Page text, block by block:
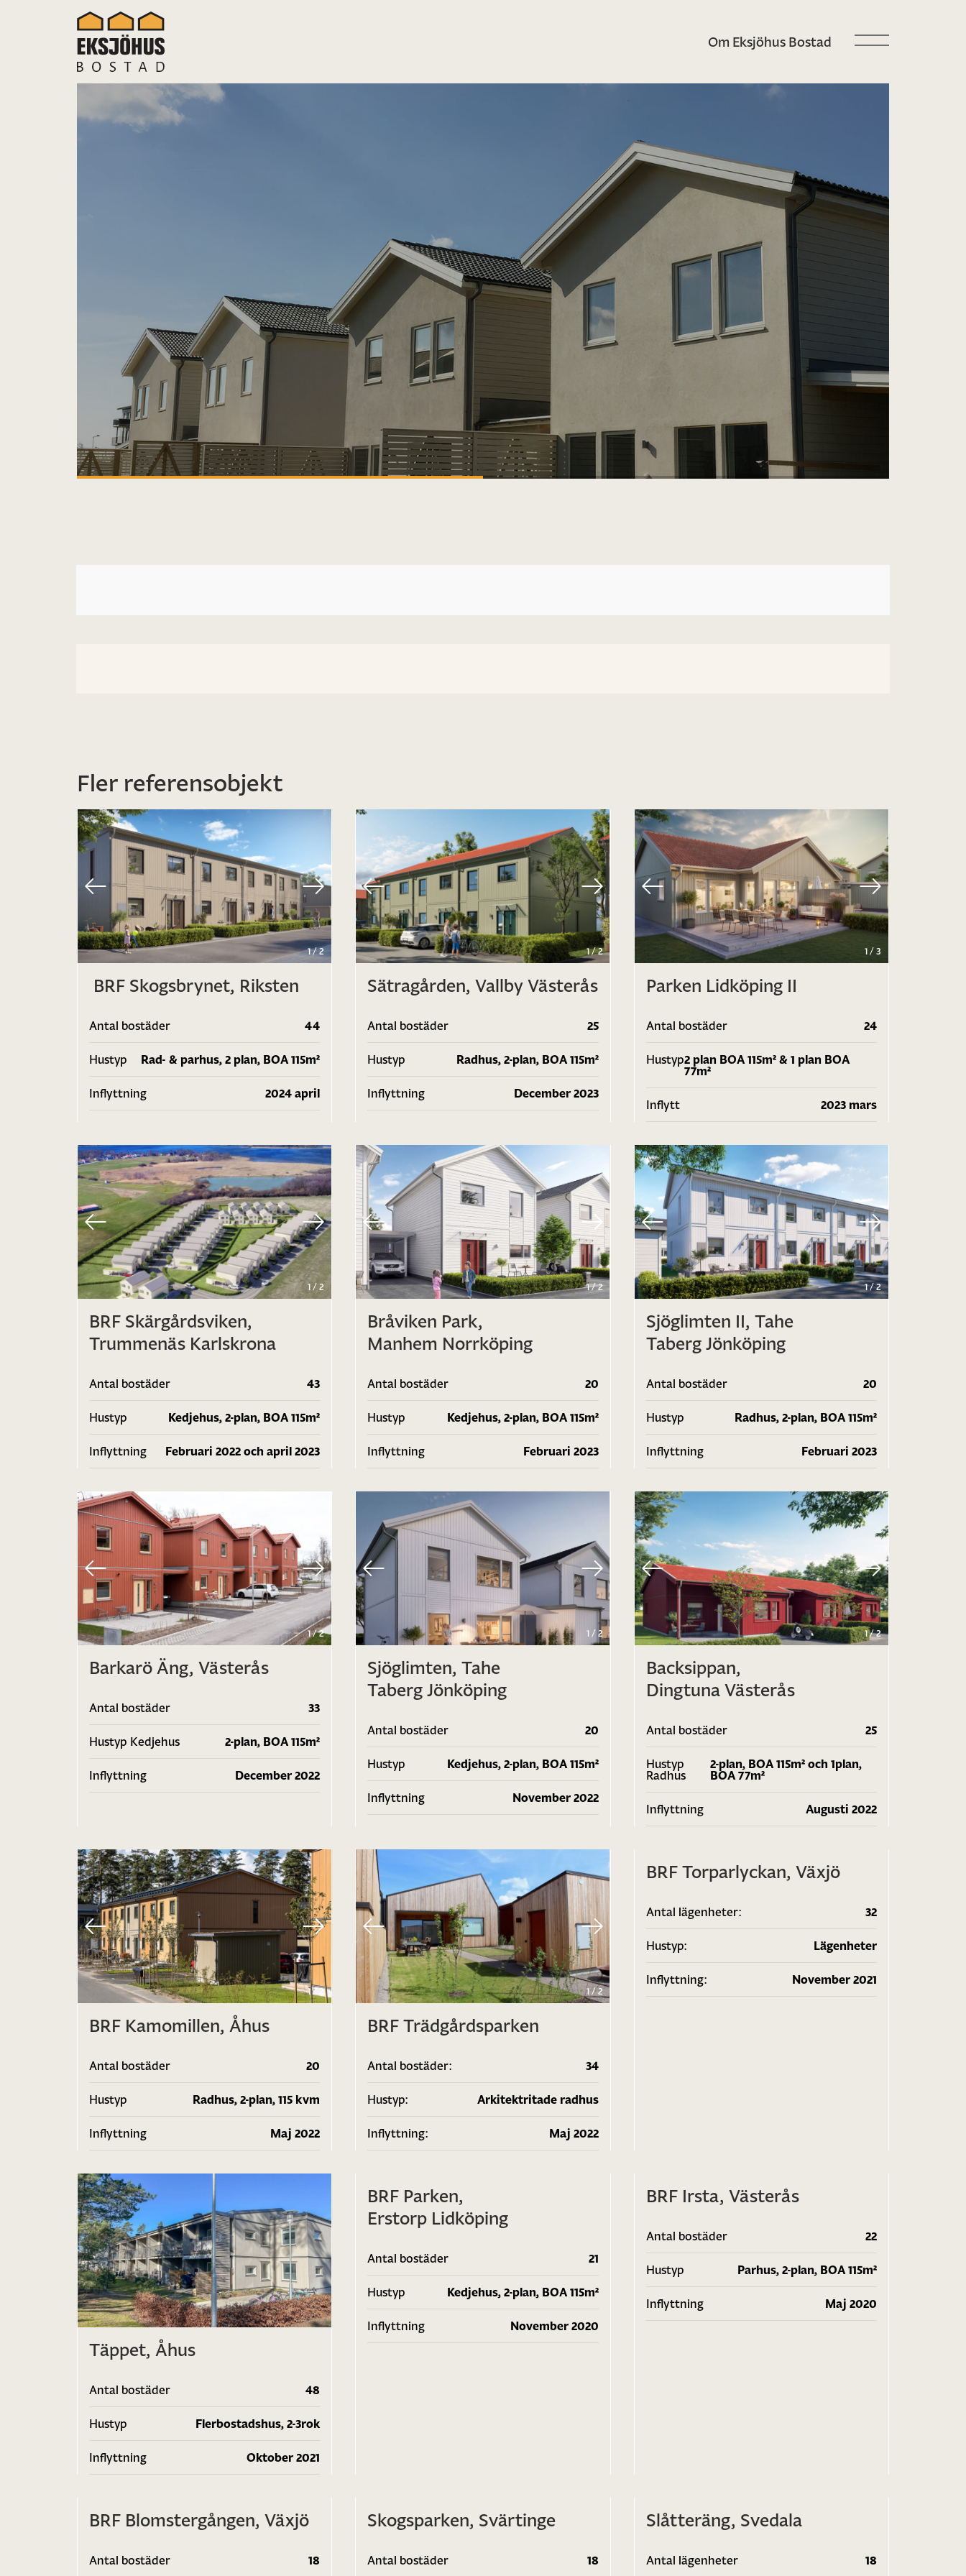
Om Eksjöhus Bostad
Fler referensobjekt
1/2
BRF Skogsbrynet, Riksten
Antal bostäder 44
Hustyp Rad- & parhus, 2 plan, BOA 115m²
Inflyttning 2024 april
1/2
Sätragården, Vallby Västerås
Antal bostäder 25
Hustyp Radhus, 2-plan, BOA 115m²
Inflyttning December 2023
1/3
Parken Lidköping II
Antal bostäder 24
Hustyp2 plan BOA 115m² & 1 plan BOA
77m²
Inflytt 2023 mars
1/2
BRF Skärgårdsviken,
Trummenäs Karlskrona
Antal bostäder 43
Hustyp Kedjehus, 2-plan, BOA 115m²
Inflyttning Februari 2022 och april 2023
1/2
Bråviken Park,
Manhem Norrköping
Antal bostäder 20
Hustyp Kedjehus, 2-plan, BOA 115m²
Inflyttning Februari 2023
1/2
Sjöglimten II, Tahe
Taberg Jönköping
Antal bostäder 20
Hustyp Radhus, 2-plan, BOA 115m²
Inflyttning Februari 2023
1/2
Barkarö Äng, Västerås
Antal bostäder 33
Hustyp Kedjehus 2-plan, BOA 115m²
Inflyttning December 2022
1/2
Sjöglimten, Tahe
Taberg Jönköping
Antal bostäder 20
Hustyp Kedjehus, 2-plan, BOA 115m²
Inflyttning November 2022
1/2
Backsippan,
Dingtuna Västerås
Antal bostäder 25
Hustyp
Radhus
2-plan, BOA 115m² och 1plan,
BOA 77m²
Inflyttning Augusti 2022
1/2
BRF Kamomillen, Åhus
Antal bostäder 20
Hustyp Radhus, 2-plan, 115 kvm
Inflyttning Maj 2022
1/2
BRF Trädgårdsparken
Antal bostäder: 34
Hustyp: Arkitektritade radhus
Inflyttning: Maj 2022
BRF Torparlyckan, Växjö
Antal lägenheter: 32
Hustyp: Lägenheter
Inflyttning: November 2021
Täppet, Åhus
Antal bostäder 48
Hustyp Flerbostadshus, 2-3rok
Inflyttning Oktober 2021
BRF Parken,
Erstorp Lidköping
Antal bostäder 21
Hustyp Kedjehus, 2-plan, BOA 115m²
Inflyttning November 2020
BRF Irsta, Västerås
Antal bostäder 22
Hustyp Parhus, 2-plan, BOA 115m²
Inflyttning Maj 2020
BRF Blomstergången, Växjö
Antal bostäder 18
Skogsparken, Svärtinge
Antal bostäder 18
Slåtteräng, Svedala
Antal lägenheter 18